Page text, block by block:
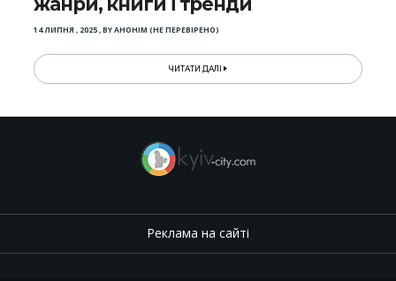
14 ЛИПНЯ , 2025,BYАНОНІМ (НЕ ПЕРЕВІРЕНО)
ЧИТАТИ ДАЛІ
Реклама на сайті